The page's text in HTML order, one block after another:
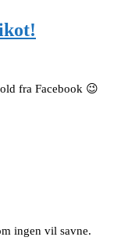
fra Facebook 😉
ingen vil savne.